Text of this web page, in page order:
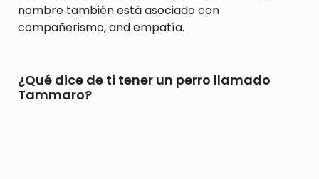
nombre también está asociado con
compañerismo, and empatía.
¿Qué dice de ti tener un perro llamado
Tammaro?